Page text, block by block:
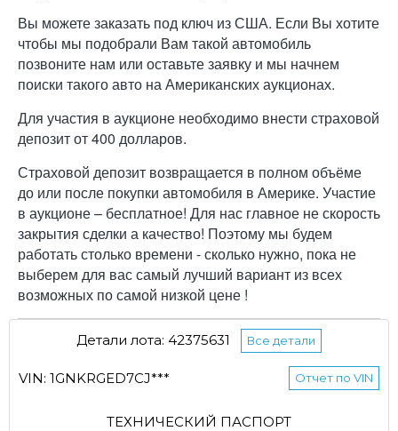
Вы можете заказать под ключ из США. Если Вы хотите
чтобы мы подобрали Вам такой автомобиль
позвоните нам или оставьте заявку и мы начнем
поиски такого авто на Американских аукционах.
Для участия в аукционе необходимо внести страховой
депозит от 400 долларов.
Страховой депозит возвращается в полном объёме
до или после покупки автомобиля в Америке. Участие
в аукционе – бесплатное! Для нас главное не скорость
закрытия сделки а качество! Поэтому мы будем
работать столько времени - сколько нужно, пока не
выберем для вас самый лучший вариант из всех
возможных по самой низкой цене !
Детали лота: 42375631 Все детали
VIN: 1GNKRGED7CJ*** Отчет по VIN
ТЕХНИЧЕСКИЙ ПАСПОРТ